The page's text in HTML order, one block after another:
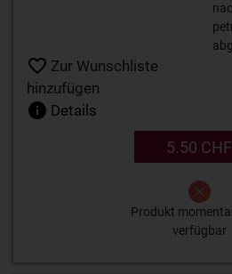
Zur Wunschliste
hinzufügen
Details
5.50 CHF
Produkt
verfügbar